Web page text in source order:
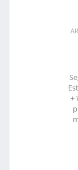
+